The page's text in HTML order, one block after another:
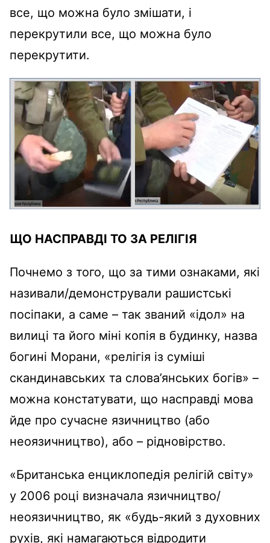
все, що можна було змішати, і
перекрутили все, що можна було
перекрутити.
ЩО НАСПРАВДІ ТО ЗА РЕЛІГІЯ
Почнемо з того, що за тими ознаками, які
називали/демонстрували рашистські
посіпаки, а саме – так званий «ідол» на
вилиці та його міні копія в будинку, назва
богині Морани, «релігія із суміші
скандинавських та слова’янських богів» –
можна констатувати, що насправді мова
йде про сучасне язичництво (або
неоязичництво), або – рідновірство.
«Британська енциклопедія релігій світу»
у 2006 році визначала язичництво/
неоязичництво, як «будь-який з духовних
рухів, які намагаються відродити